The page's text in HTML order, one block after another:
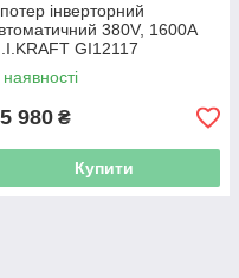
інверторний
380V, 1600A
GI12117
980 ₴
Купити